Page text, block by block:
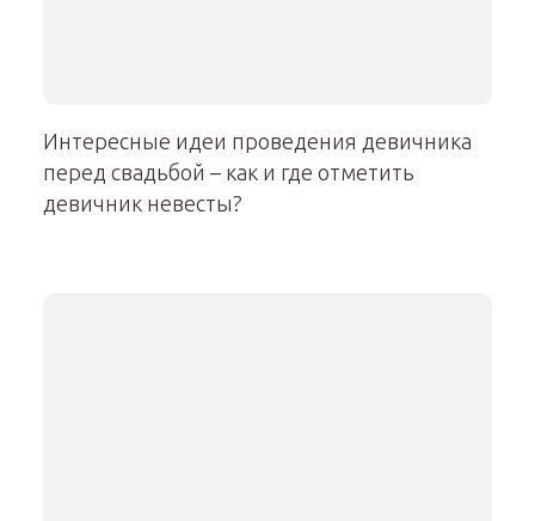
Интересные идеи проведения девичника
перед свадьбой – как и где отметить
девичник невесты?